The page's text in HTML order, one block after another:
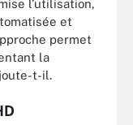
l’utilisation,
et
permet
la
t-il.